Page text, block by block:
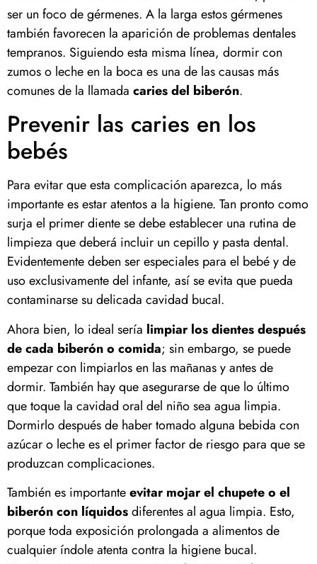
ser un foco de gérmenes. A la larga estos gérmenes
también favorecen la aparición de problemas dentales
tempranos. Siguiendo esta misma línea, dormir con
zumos o leche en la boca es una de las causas más
comunes de la llamada caries del biberón.
Prevenir las caries en los
bebés
Para evitar que esta complicación aparezca, lo más
importante es estar atentos a la higiene. Tan pronto como
surja el primer diente se debe establecer una rutina de
limpieza que deberá incluir un cepillo y pasta dental.
Evidentemente deben ser especiales para el bebé y de
uso exclusivamente del infante, así se evita que pueda
contaminarse su delicada cavidad bucal.
Ahora bien, lo ideal sería limpiar los dientes después
de cada biberón o comida; sin embargo, se puede
empezar con limpiarlos en las mañanas y antes de
dormir. También hay que asegurarse de que lo último
que toque la cavidad oral del niño sea agua limpia.
Dormirlo después de haber tomado alguna bebida con
azúcar o leche es el primer factor de riesgo para que se
produzcan complicaciones.
También es importanteevitar mojar el chupete o el
biberón con líquidosdiferentes al agua limpia. Esto,
porque toda exposición prolongada a alimentos de
cualquier índole atenta contra la higiene bucal.